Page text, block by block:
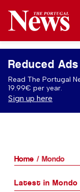
Reduced
Read The Portugal
19.99€ per year.
Sign up here
Home Mondo
Latest in Mondo